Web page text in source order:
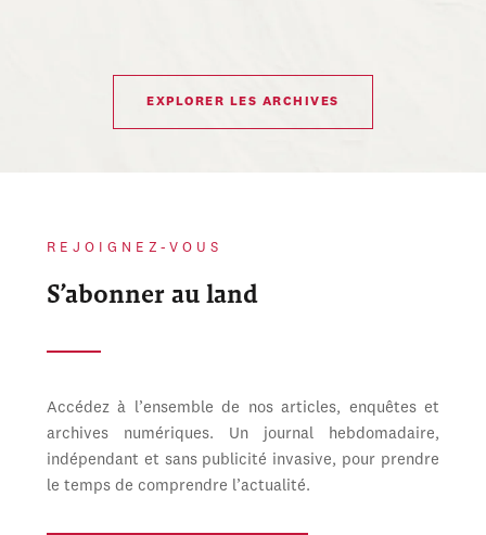
EXPLORER LES ARCHIVES
REJOIGNEZ-VOUS
S’abonner au land
Accédez à l’ensemble de nos articles, enquêtes et
archives numériques. Un journal hebdomadaire,
indépendant et sans publicité invasive, pour prendre
le temps de comprendre l’actualité.